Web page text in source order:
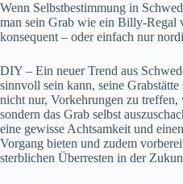
Wenn Selbstbestimmung in
man sein Grab wie ein Billy-Regal
konsequent – oder einfach nur
DIY – Ein neuer Trend aus
sinnvoll sein kann, seine
nicht nur, Vorkehrungen zu
sondern das Grab selbst
eine gewisse Achtsamkeit und
Vorgang bieten und zudem
sterblichen Überresten in der